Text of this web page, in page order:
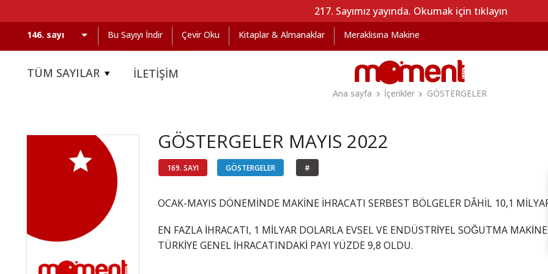
217. Sayımız yayında. Okumak için tıklayın
Bu Sayıyı İndir Çevir Oku Kitaplar & Almanaklar Meraklısına Makine
TÜM SAYILAR İLETİŞİM
Ana sayfa
İçerikler GÖSTERGELER
GÖSTERGELER MAYIS 2022
169. SAYI GÖSTERGELER #
OCAK-MAYIS DÖNEMİNDE MAKİNE İHRACATI SERBEST BÖLGELER DÂHİL 10,1
EN FAZLA İHRACATI, 1 MİLYAR DOLARLA EVSEL VE ENDÜSTRİYEL SOĞUTMA
TÜRKİYE GENEL İHRACATINDAKİ PAYI YÜZDE 9,8 OLDU.